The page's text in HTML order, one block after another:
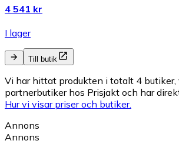
4 541 kr
I lager
Till butik
Vi har hittat produkten i totalt 4 butiker,
partnerbutiker hos Prisjakt och har
Hur vi visar priser och butiker.
Annons
Annons